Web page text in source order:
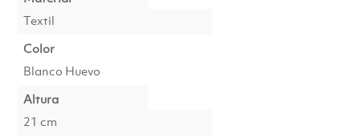
Textil
Color
Blanco Huevo
Altura
21 cm